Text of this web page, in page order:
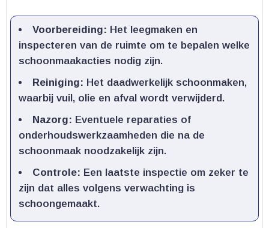
Voorbereiding: Het leegmaken en
inspecteren van de ruimte om te bepalen welke
schoonmaakacties nodig zijn.​
Reiniging: Het daadwerkelijk schoonmaken,
waarbij vuil, olie en afval wordt verwijderd.​
Nazorg: Eventuele reparaties of
onderhoudswerkzaamheden die na de
schoonmaak noodzakelijk zijn.​
Controle: Een laatste inspectie om zeker te
zijn dat alles volgens verwachting is
schoongemaakt.​